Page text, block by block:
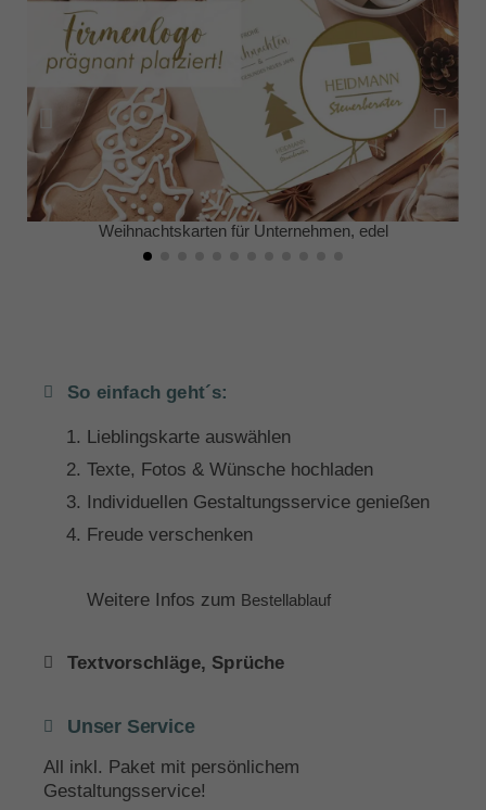
Weihnachtskarten für Unternehmen, edel
So einfach geht´s:
Lieblingskarte auswählen
Texte, Fotos & Wünsche hochladen
Individuellen Gestaltungsservice genießen
Freude verschenken
Weitere Infos zum Bestellablauf
Textvorschläge, Sprüche
Unser Service
All inkl. Paket mit persönlichem
Gestaltungsservice!